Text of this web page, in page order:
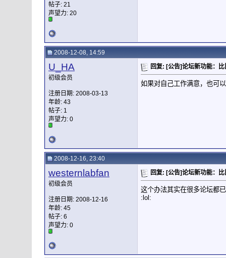
帖子: 21
声望力: 20
2008-12-08, 14:59
U_HA
初级会员
注册日期: 2008-03-13
年龄: 43
帖子: 1
声望力: 0
回复: [公告]论坛新功能：
如果对自己工作满意，也可
2008-12-16, 23:40
westernlabfan
初级会员
注册日期: 2008-12-16
年龄: 45
帖子: 6
声望力: 0
回复: [公告]论坛新功能：
这个办法其实在很多论坛都
:lol: